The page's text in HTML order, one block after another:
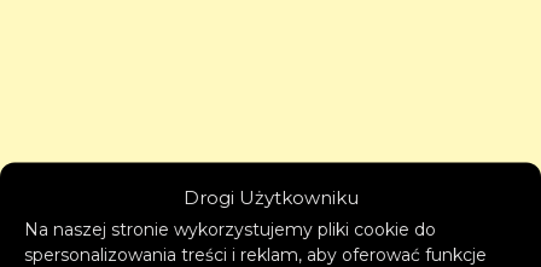
Drogi Użytkowniku
Na naszej stronie wykorzystujemy pliki cookie do
spersonalizowania treści i reklam, aby oferować funkcje